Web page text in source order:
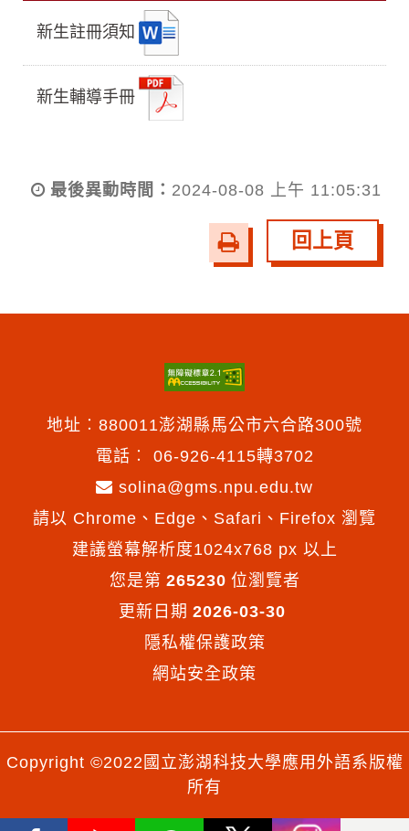
新生註冊須知
新生輔導手冊
最後異動時間： 2024-08-08 上午 11:05:31
友
善
印
回上頁
地址︰880011澎湖縣馬公市六合路300號
電話︰ 06-926-4115轉3702
solina@gms.npu.edu.tw
請以 Chrome、Edge、Safari、Firefox 瀏覽
建議螢幕解析度1024x768 px 以上
您是第 265230 位瀏覽者
更新日期 2026-03-30
隱私權保護政策
網站安全政策
Copyright ©2022國立澎湖科技大學應用外語系版權
所有